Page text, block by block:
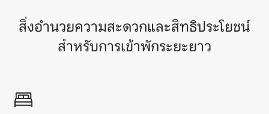
สิ่งอำนวยความสะดวกและสิทธิประโยชน์
สำหรับการเข้าพักระยะยาว